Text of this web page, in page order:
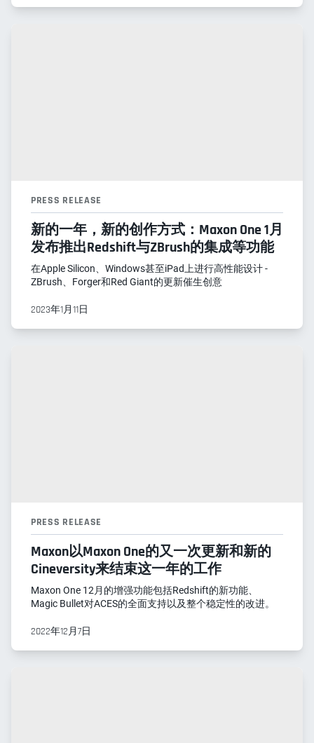
PRESS RELEASE
新的一年，新的创作方式：Maxon One 1月
发布推出Redshift与ZBrush的集成等功能
在Apple Silicon、Windows甚至iPad上进行高性能设计 -
ZBrush、Forger和Red Giant的更新催生创意
2023年1月11日
PRESS RELEASE
Maxon以Maxon One的又一次更新和新的
Cineversity来结束这一年的工作
Maxon One 12月的增强功能包括Redshift的新功能、
Magic Bullet对ACES的全面支持以及整个稳定性的改进。
2022年12月7日